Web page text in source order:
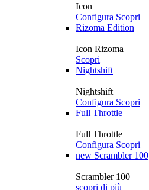
Icon
Configura Scopri
Rizoma Edition
Icon Rizoma
Scopri
Nightshift
Nightshift
Configura Scopri
Full Throttle
Full Throttle
Configura Scopri
new Scrambler 100
Scrambler 100
scopri di più